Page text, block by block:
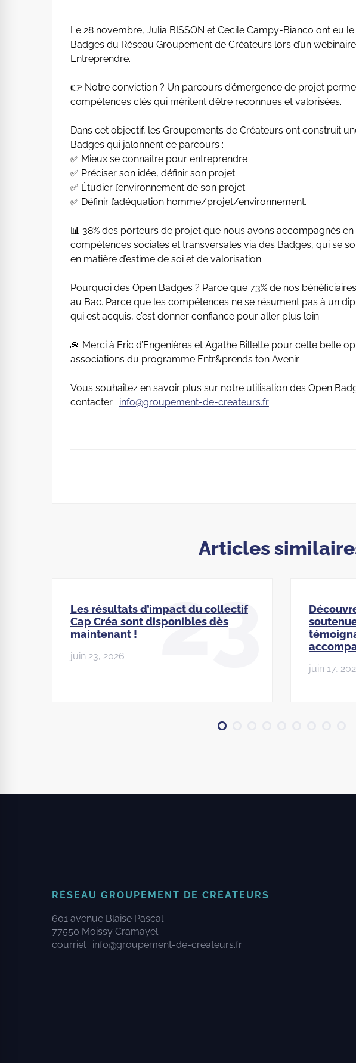
Le 28 novembre, Julia BISSON et Cecile Campy-Bianco ont eu
Badges du Réseau Groupement de Créateurs lors d’un
Entreprendre.
👉 Notre conviction ? Un parcours d’émergence de projet
compétences clés qui méritent d’être reconnues et valorisées.
Dans cet objectif, les Groupements de Créateurs ont construit
Badges qui jalonnent ce parcours :
✅ Mieux se connaître pour entreprendre
✅ Préciser son idée, définir son projet
✅ Étudier l’environnement de son projet
✅ Définir l’adéquation homme/projet/environnement.
📊 38% des porteurs de projet que nous avons accompagnés en
compétences sociales et transversales via des Badges, qui se
en matière d’estime de soi et de valorisation.
Pourquoi des Open Badges ? Parce que 73% de nos
au Bac. Parce que les compétences ne se résument pas à un
qui est acquis, c’est donner confiance pour aller plus loin.
🙏 Merci à Eric d’Engenières et Agathe Billette pour cette belle
associations du programme Entr&prends ton Avenir.
Vous souhaitez en savoir plus sur notre utilisation des Open
contacter : info@groupement-de-createurs.fr
Articles
23
Les résultats d’impact du collectif
Cap Créa sont disponibles dès
maintenant !
juin 23, 2026
juin 17,
RÉSEAU GROUPEMENT DE CRÉATEURS
601 avenue Blaise Pascal
77550 Moissy Cramayel
courriel : info@groupement-de-createurs.fr